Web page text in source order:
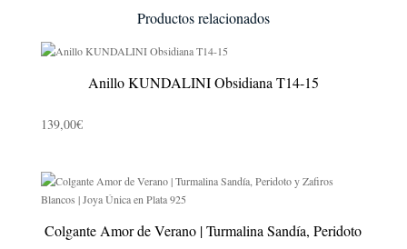
Productos relacionados
Anillo KUNDALINI Obsidiana T14-15
139,00€
Colgante Amor de Verano | Turmalina Sandía, Peridoto